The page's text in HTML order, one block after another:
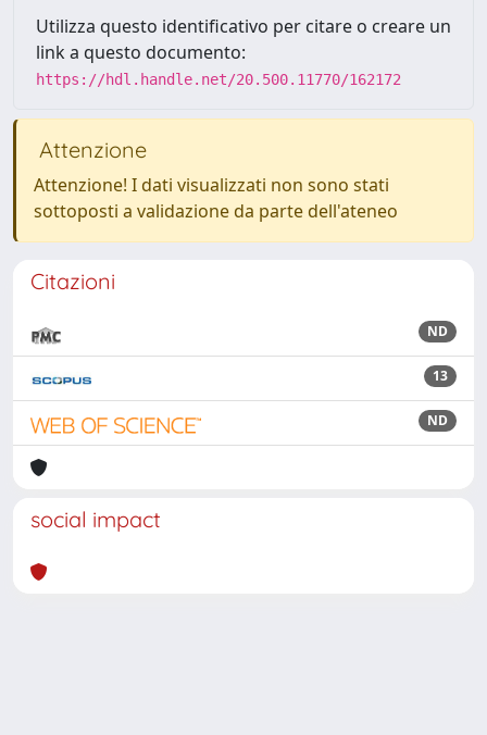
Utilizza questo identificativo per citare o creare un
link a questo documento:
https://hdl.handle.net/20.500.11770/162172
Attenzione
Attenzione! I dati visualizzati non sono stati
sottoposti a validazione da parte dell'ateneo
Citazioni
ND
13
ND
social impact